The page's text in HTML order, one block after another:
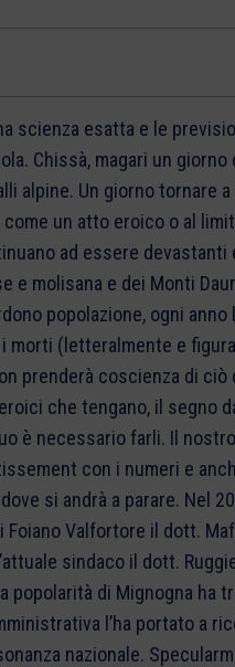
scienza esatta e le
Chissà, magari un
alpine. Un giorno tornare
un atto eroico o al
ad essere devastanti
e molisana e dei Monti
popolazione, ogni anno
morti (letteralmente e
prenderà coscienza di ciò
che tengano, il segno
è necessario farli. Il
con i numeri e
si andrà a parare. Nel
Valfortore il dott.
sindaco il dott.
popolarità di Mignogna ha
l’ha portato a
nazionale.